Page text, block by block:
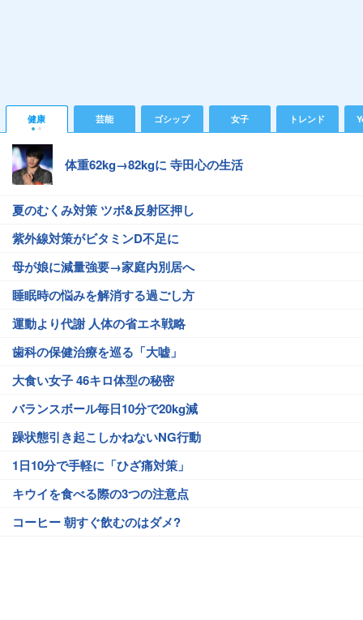
健康 芸能 ゴシップ 女子 トレンド
体重62kg→82kgに 寺田心の生活
夏のむくみ対策 ツボ&反射区押し
紫外線対策がビタミンD不足に
母が娘に減量強要→家庭内別居へ
睡眠時の悩みを解消する過ごし方
運動より代謝 人体の省エネ戦略
歯科の保健治療を巡る「大嘘」
大食い女子 46キロ体型の秘密
バランスボール毎日10分で20kg減
躁状態引き起こしかねないNG行動
1日10分で手軽に「ひざ痛対策」
キウイを食べる際の3つの注意点
コーヒー 朝すぐ飲むのはダメ?